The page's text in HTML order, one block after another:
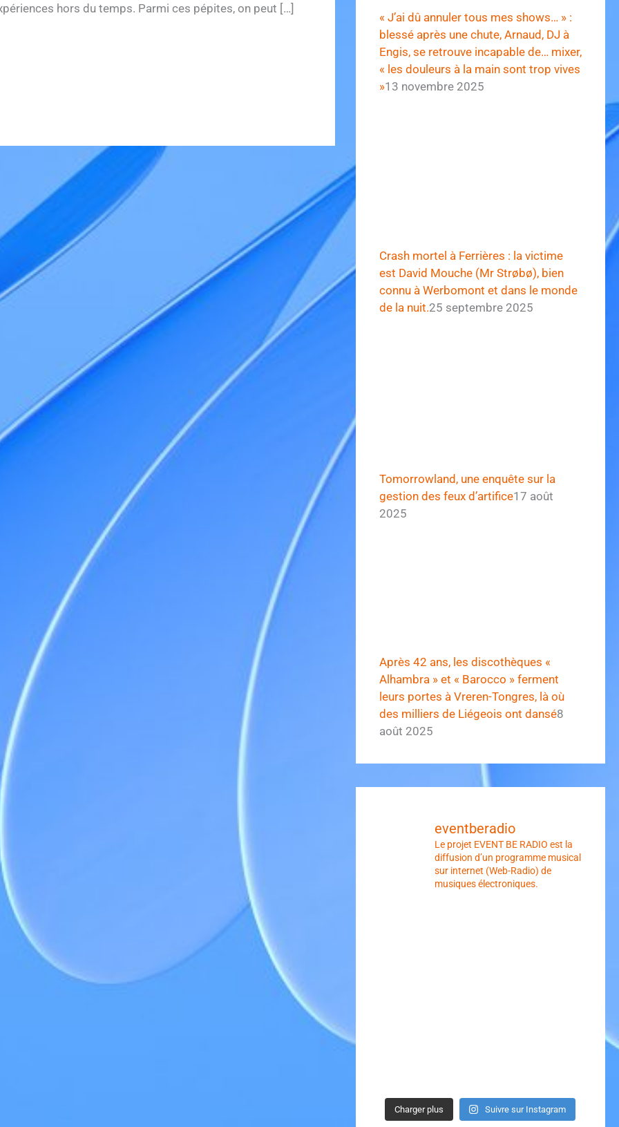
hors du temps. Parmi ces pépites, on peut […]
« J’ai dû annuler tous mes shows… » :
blessé après une chute, Arnaud, DJ à
Engis, se retrouve incapable de… mixer,
« les douleurs à la main sont trop vives
»13 novembre 2025
Crash mortel à Ferrières : la victime
est David Mouche (Mr Strøbø), bien
connu à Werbomont et dans le monde
de la nuit.25 septembre 2025
Tomorrowland, une enquête sur la
gestion des feux d’artifice17 août
2025
Après 42 ans, les discothèques «
Alhambra » et « Barocco » ferment
leurs portes à Vreren-Tongres, là où
des milliers de Liégeois ont dansé8
août 2025
eventberadio
Le projet EVENT BE RADIO est la
diffusion d’un programme musical
sur internet (Web-Radio) de
musiques électroniques.
Charger plus Suivre sur Instagram